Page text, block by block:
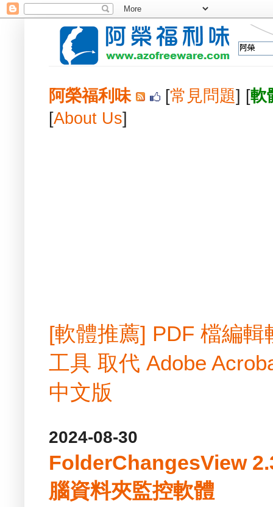
阿榮福利味 [常見問題] [軟
[About Us]
[軟體推薦] PDF 檔編
工具 取代 Adobe
中文版
2024-08-30
FolderChangesView
腦資料夾監控軟體